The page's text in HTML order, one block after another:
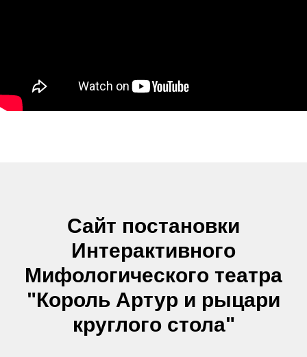
Сайт постановки
Интерактивного
Мифологического театра
"Король Артур и рыцари
круглого стола"